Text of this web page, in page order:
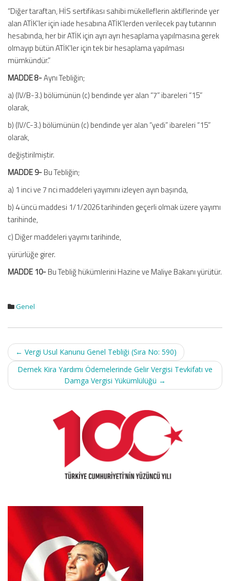
“Diğer taraftan, HİS sertifikası sahibi mükelleflerin aktiflerinde yer
alan ATİK’ler için iade hesabına ATİK’lerden verilecek pay tutarının
hesabında, her bir ATİK için ayrı ayrı hesaplama yapılmasına gerek
olmayıp bütün ATİK’ler için tek bir hesaplama yapılması
mümkündür.”
MADDE 8-Aynı Tebliğin;
a) (IV/B-3.) bölümünün (c) bendinde yer alan “7” ibareleri “15”
olarak,
b) (IV/C-3.) bölümünün (c) bendinde yer alan “yedi” ibareleri “15”
olarak,
değiştirilmiştir.
MADDE 9-Bu Tebliğin;
a) 1 inci ve 7 nci maddeleri yayımını izleyen ayın başında,
b) 4 üncü maddesi 1/1/2026 tarihinden geçerli olmak üzere yayımı
tarihinde,
c) Diğer maddeleri yayımı tarihinde,
yürürlüğe girer.
MADDE 10-Bu Tebliğ hükümlerini Hazine ve Maliye Bakanı yürütür.
Genel
Post
navigation
← Vergi Usul Kanunu Genel Tebliği (Sıra No: 590)
Dernek Kira Yardımı Ödemelerinde Gelir Vergisi Tevkifatı ve
Damga Vergisi Yükümlülüğü →